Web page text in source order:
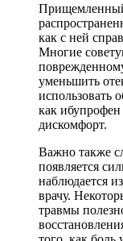
как с ней
Многие
уменьшить
использовать
как
дискомфорт.
Важно также
появляется
наблюдается
врачу.
травмы